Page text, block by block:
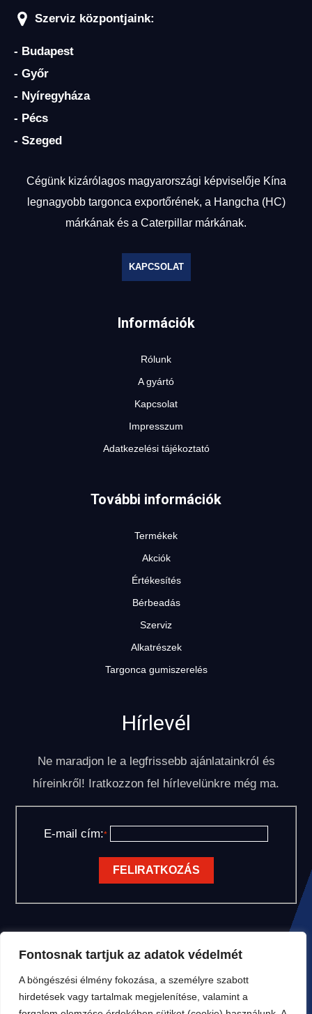
Fontosnak tartjuk az adatok védelmét
A böngészési élmény fokozása, a személyre szabott
hirdetések vagy tartalmak megjelenítése, valamint a
Szerviz központjaink:
- Budapest
- Győr
- Nyíregyháza
- Pécs
- Szeged
Cégünk kizárólagos magyarországi képviselője Kína
legnagyobb targonca exportőrének, a Hangcha (HC)
márkának és a Caterpillar márkának.
KAPCSOLAT
Információk
Rólunk
A gyártó
Kapcsolat
Impresszum
Adatkezelési tájékoztató
További információk
Termékek
Akciók
Értékesítés
Bérbeadás
Szerviz
Alkatrészek
Targonca gumiszerelés
Hírlevél
Ne maradjon le a legfrissebb ajánlatainkról és
híreinkről! Iratkozzon fel hírlevelünkre még ma.
E-mail cím:*